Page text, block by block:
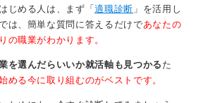
じめる人は、まず「適職診断 」を活用し
は、簡単な質問に答えるだけであなたの
の職業がわかります。
を選んだらいいか就活軸も見つかる た
める今に取り組むのがベストです。